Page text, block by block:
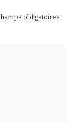
obligatoires